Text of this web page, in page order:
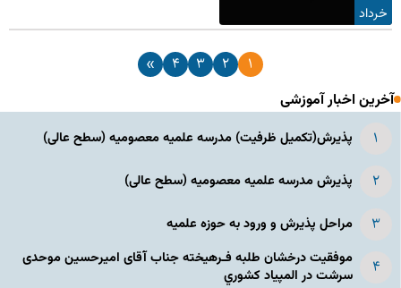
خرداد
۱ ۲ ۳ ۴ »
آخرین اخبار آموزشی
پذیرش(تکمیل ظرفیت) مدرسه علمیه معصومیه‌ (سطح عالی)
پذیرش مدرسه علمیه معصومیه‌ (سطح عالی)
مراحل پذیرش و ورود به حوزه علمیه
موفقیت درخشان طلبه فـرهیخته جناب آقای امیرحسین موحدی
سرشت در المپياد كشوري